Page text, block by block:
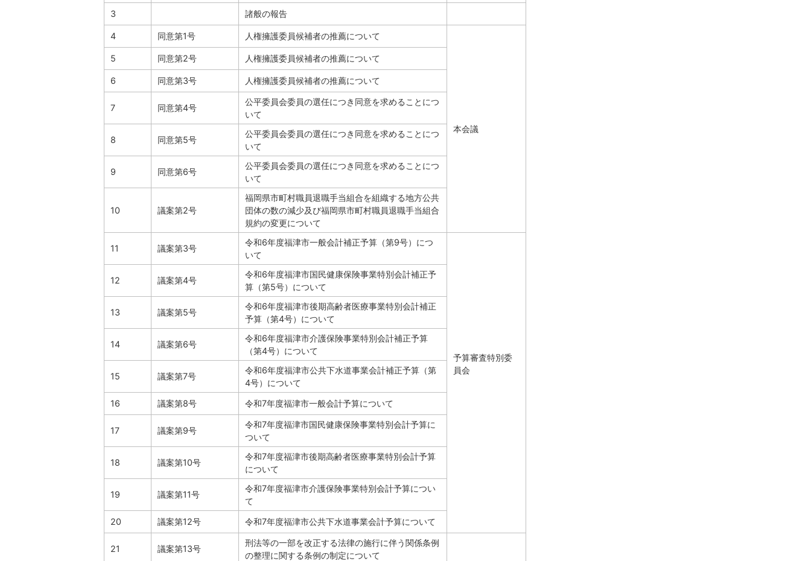
3 諸般の報告
4 同意第1号 人権擁護委員候補者の推薦について
本会議
5 同意第2号 人権擁護委員候補者の推薦について
6 同意第3号 人権擁護委員候補者の推薦について
7 同意第4号
公平委員会委員の選任につき同意を求めることにつ
いて
8 同意第5号
公平委員会委員の選任につき同意を求めることにつ
いて
9 同意第6号
公平委員会委員の選任につき同意を求めることにつ
いて
10 議案第2号
福岡県市町村職員退職手当組合を組織する地方公共
団体の数の減少及び福岡県市町村職員退職手当組合
規約の変更について
11 議案第3号
令和6年度福津市一般会計補正予算（第9号）につ
いて
予算審査特別委
員会
12 議案第4号
令和6年度福津市国民健康保険事業特別会計補正予
算（第5号）について
13 議案第5号
令和6年度福津市後期高齢者医療事業特別会計補正
予算（第4号）について
14 議案第6号
令和6年度福津市介護保険事業特別会計補正予算
（第4号）について
15 議案第7号
令和6年度福津市公共下水道事業会計補正予算（第
4号）について
16
議案第8号 令和7年度福津市一般会計予算について
17 議案第9号
令和7年度福津市国民健康保険事業特別会計予算に
ついて
18 議案第10号
令和7年度福津市後期高齢者医療事業特別会計予算
について
19 議案第11号
令和7年度福津市介護保険事業特別会計予算につい
て
20
議案第12号 令和7年度福津市公共下水道事業会計予算について
21 議案第13号
刑法等の一部を改正する法律の施行に伴う関係条例
の整理に関する条例の制定について